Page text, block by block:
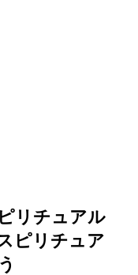
リチュアル
ピリチュア